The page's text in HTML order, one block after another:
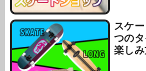
スケ
つの
楽しみ